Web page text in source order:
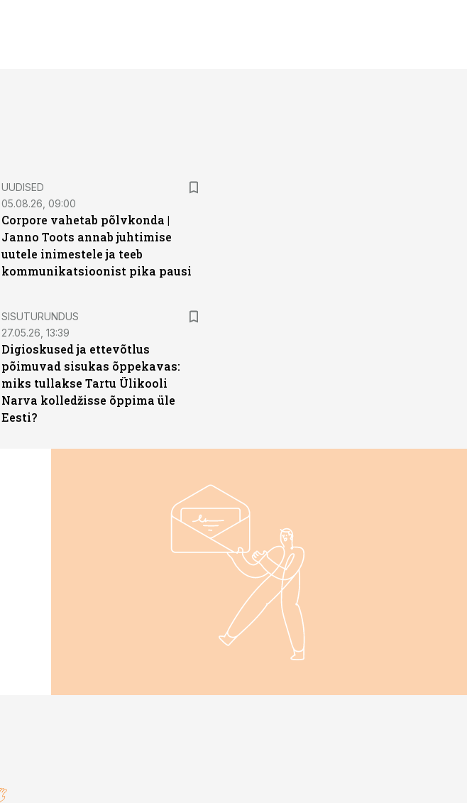
UUDISED
05.08.26, 09:00
Corpore vahetab põlvkonda |
Janno Toots annab juhtimise
uutele inimestele ja teeb
kommunikatsioonist pika pausi
ST
SISUTURUNDUS
27.05.26, 13:39
Digioskused ja ettevõtlus
põimuvad sisukas õppekavas:
miks tullakse Tartu Ülikooli
Narva kolledžisse õppima üle
Eesti?